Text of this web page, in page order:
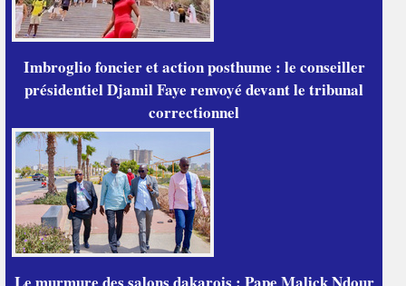
Imbroglio foncier et action posthume : le conseiller
présidentiel Djamil Faye renvoyé devant le tribunal
correctionnel